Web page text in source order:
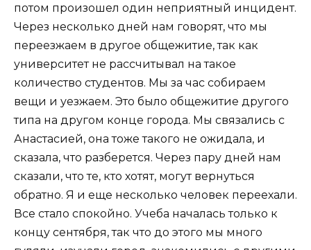
потом произошел один неприятный инцидент.
Через несколько дней нам говорят, что мы
переезжаем в другое общежитие, так как
университет не рассчитывал на такое
количество студентов. Мы за час собираем
вещи и уезжаем. Это было общежитие другого
типа на другом конце города. Мы связались с
Анастасией, она тоже такого не ожидала, и
сказала, что разберется. Через пару дней нам
сказали, что те, кто хотят, могут вернуться
обратно. Я и еще несколько человек переехали.
Все стало спокойно. Учеба началась только к
концу сентября, так что до этого мы много